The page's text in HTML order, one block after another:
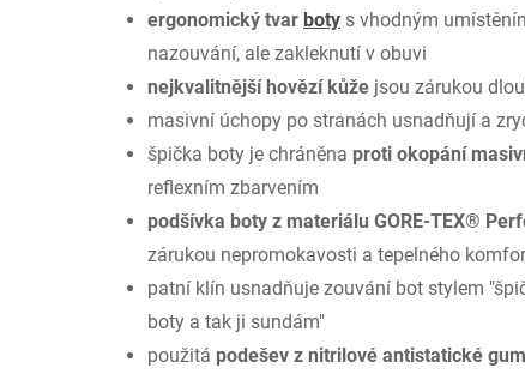
ergonomický tvar boty s vhodným
nazouvání, ale zakleknutí v obuvi
nejkvalitnější hovězí kůže jsou zárukou
masivní úchopy po stranách usnadňují a
špička boty je chráněna proti okopání
reflexním zbarvením
podšívka boty z materiálu GORE-TEX®
zárukou nepromokavosti a tepelného
patní klín usnadňuje zouvání bot stylem
boty a tak ji sundám"
použitá podešev z nitrilové antistatické